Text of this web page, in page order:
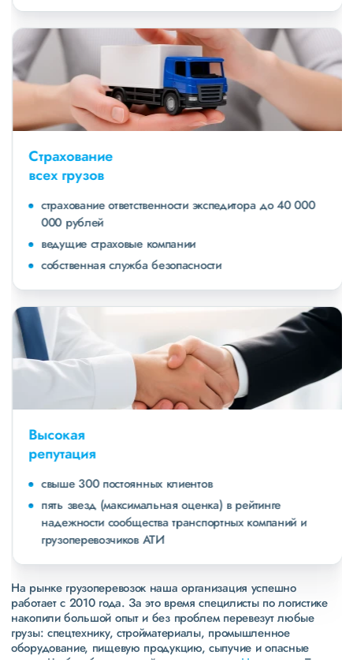
Страхование
всех грузов
страхование ответственности экспедитора до 40 000
000 рублей
ведущие страховые компании
собственная служба безопасности
Высокая
репутация
свыше 300 постоянных клиентов
пять звезд (максимальная оценка) в рейтинге
надежности сообщества транспортных компаний и
грузоперевозчиков АТИ
На рынке грузоперевозок наша организация успешно
работает с 2010 года. За это время специлисты по логистике
накопили большой опыт и без проблем перевезут любые
грузы: спецтехнику, стройматериалы, промышленное
оборудование, пищевую продукцию, сыпучие и опасные